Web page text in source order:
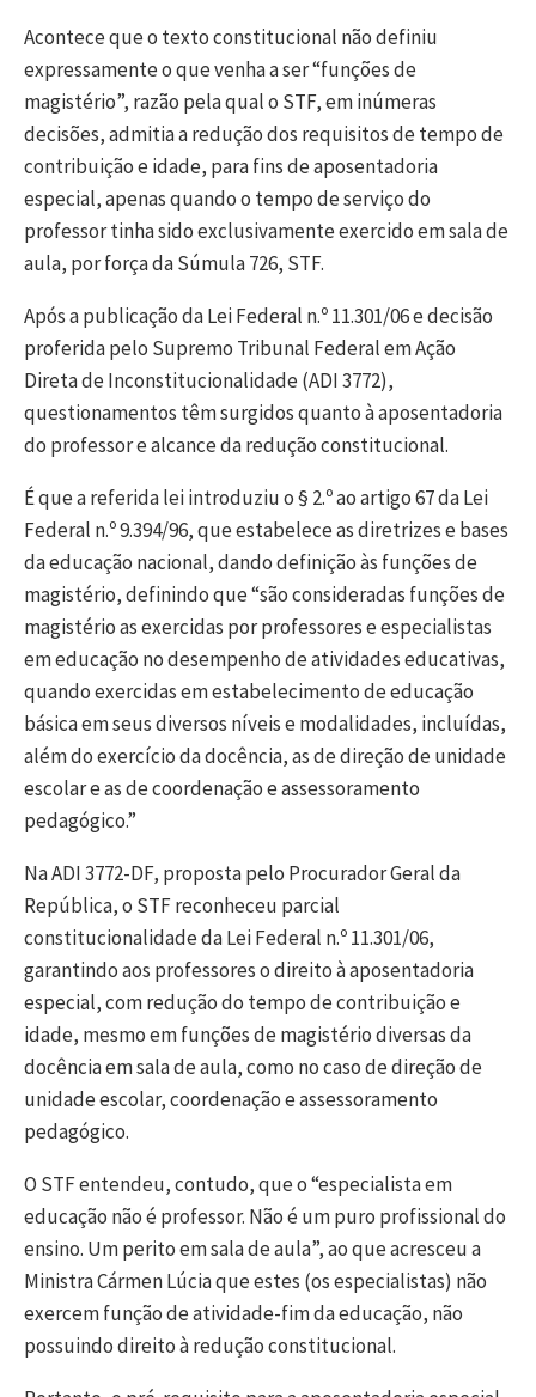
Acontece que o texto constitucional não definiu
expressamente o que venha a ser “funções de
magistério”, razão pela qual o STF, em inúmeras
decisões, admitia a redução dos requisitos de tempo de
contribuição e idade, para fins de aposentadoria
especial, apenas quando o tempo de serviço do
professor tinha sido exclusivamente exercido em sala de
aula, por força da Súmula 726, STF.
Após a publicação da Lei Federal n.º 11.301/06 e decisão
proferida pelo Supremo Tribunal Federal em Ação
Direta de Inconstitucionalidade (ADI 3772),
questionamentos têm surgidos quanto à aposentadoria
do professor e alcance da redução constitucional.
É que a referida lei introduziu o § 2.º ao artigo 67 da Lei
Federal n.º 9.394/96, que estabelece as diretrizes e bases
da educação nacional, dando definição às funções de
magistério, definindo que “são consideradas funções de
magistério as exercidas por professores e especialistas
em educação no desempenho de atividades educativas,
quando exercidas em estabelecimento de educação
básica em seus diversos níveis e modalidades, incluídas,
além do exercício da docência, as de direção de unidade
escolar e as de coordenação e assessoramento
pedagógico.”
Na ADI 3772-DF, proposta pelo Procurador Geral da
República, o STF reconheceu parcial
constitucionalidade da Lei Federal n.º 11.301/06,
garantindo aos professores o direito à aposentadoria
especial, com redução do tempo de contribuição e
idade, mesmo em funções de magistério diversas da
docência em sala de aula, como no caso de direção de
unidade escolar, coordenação e assessoramento
pedagógico.
O STF entendeu, contudo, que o “especialista em
educação não é professor. Não é um puro profissional do
ensino. Um perito em sala de aula”, ao que acresceu a
Ministra Cármen Lúcia que estes (os especialistas) não
exercem função de atividade-fim da educação, não
possuindo direito à redução constitucional.